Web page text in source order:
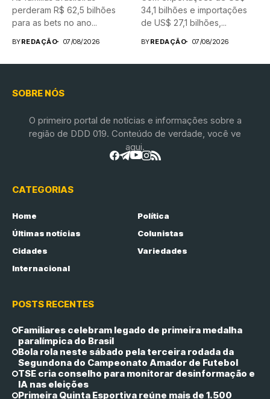
perderam R$ 62,5 bilhões
para as bets no ano...
BYREDAÇÃO 07/08/2026
34,1 bilhões e importações
de US$ 27,1 bilhões,...
BYREDAÇÃO 07/08/2026
SOBRE NÓS
O primeiro portal de notícias e informações sobre a
região de DDD 019. Conteúdo de verdade, você ve
aqui.
CATEGORIAS
Home
Política
Últimas notícias
Colunistas
Cidades
Variedades
Internacional
POSTS RECENTES
Familiares celebram legado de primeira medalha
paralímpica do Brasil
Bola rola neste sábado pela terceira rodada da
Segundona do Campeonato Amador de Futebol
TSE cria conselho para monitorar desinformação e
IA nas eleições
Primeira Quinta Esportiva reúne mais de 1.500